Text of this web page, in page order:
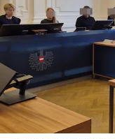
eingeben
© Krone Multimedia
Muthgasse 2, 1190